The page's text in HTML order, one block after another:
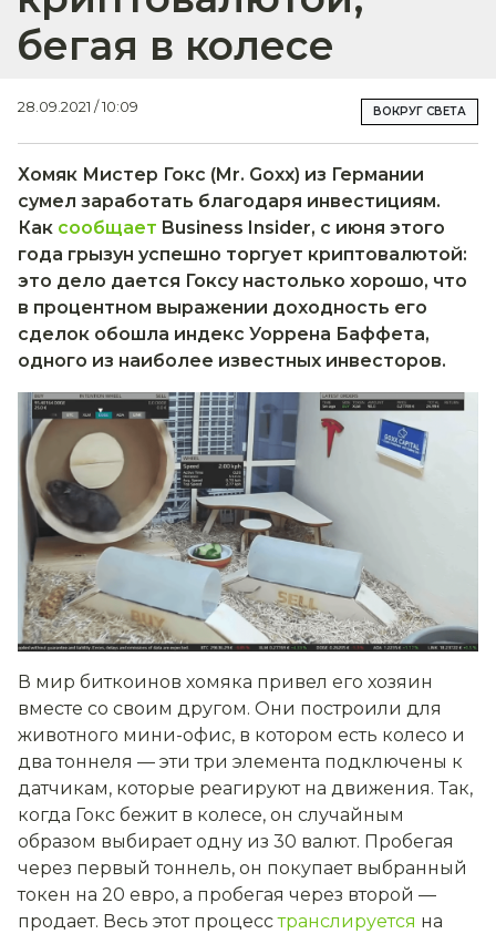
бегая в колесе
28.09.2021 / 10:09 ВОКРУГ СВЕТА
Хомяк Мистер Гокс (Mr. Goxx) из Германии
сумел заработать благодаря инвестициям.
Как сообщает Business Insider, с июня этого
года грызун успешно торгует криптовалютой:
это дело дается Гоксу настолько хорошо, что
в процентном выражении доходность его
сделок обошла индекс Уоррена Баффета,
одного из наиболее известных инвесторов.
В мир биткоинов хомяка привел его хозяин
вместе со своим другом. Они построили для
животного мини-офис, в котором есть колесо и
два тоннеля — эти три элемента подключены к
датчикам, которые реагируют на движения. Так,
когда Гокс бежит в колесе, он случайным
образом выбирает одну из 30 валют. Пробегая
через первый тоннель, он покупает выбранный
токен на 20 евро, а пробегая через второй —
продает. Весь этот процесстранслируется на